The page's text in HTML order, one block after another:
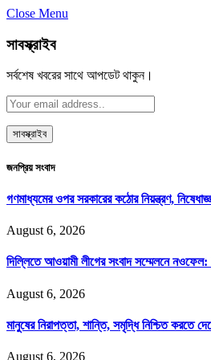
Close Menu
সাবস্ক্রাইব
সর্বশেষ খবরের সাথে আপডেট থাকুন।
জনপ্রিয় সংবাদ
গণমাধ্যমের ওপর সরকারের কঠোর নিয়ন্ত্রণ,
August 6, 2026
দিল্লিতে আওয়ামী লীগের সংবাদ সম্মেলনে
August 6, 2026
মানুষের নিরাপত্তা, শান্তি, সমৃদ্ধি নিশ্চিত করতে
August 6, 2026